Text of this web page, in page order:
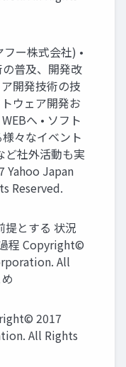
ー株式会社) •
普及、開発改
開発技術の技
ウェア開発お
へ • ソフト
々なイベント
ど社外活動も実
Yahoo Japan
Reserved.
提とする 状況
程 Copyright©
All
2017
All Rights